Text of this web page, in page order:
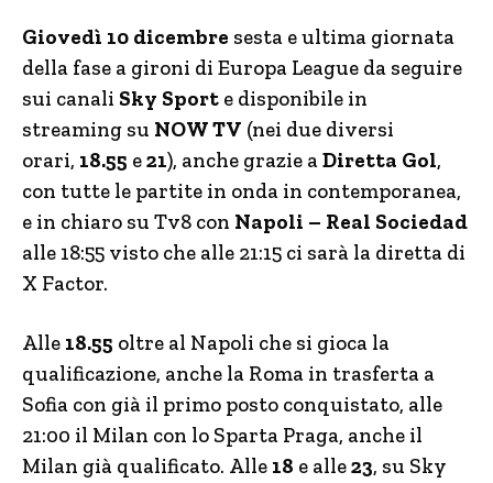
Giovedì 10 dicembre sesta e ultima giornata
della fase a gironi di Europa League da seguire
sui canali Sky Sport e disponibile in
streaming su NOW TV (nei due diversi
orari, 18.55 e21), anche grazie aDiretta Gol,
con tutte le partite in onda in contemporanea,
e in chiaro su Tv8 con Napoli – Real Sociedad
alle 18:55 visto che alle 21:15 ci sarà la diretta di
X Factor.
Alle 18.55 oltre al Napoli che si gioca la
qualificazione, anche la Roma in trasferta a
Sofia con già il primo posto conquistato, alle
21:00 il Milan con lo Sparta Praga, anche il
Milan già qualificato. Alle 18 e alle23, su Sky